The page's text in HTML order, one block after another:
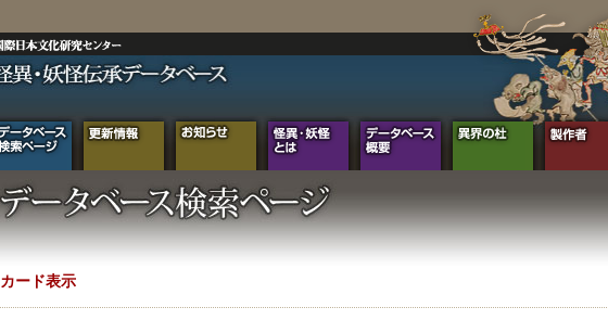
カード表示